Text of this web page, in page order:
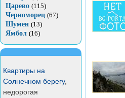
Царево (115)
Черноморец (67)
Шумен (13)
Ямбол (16)
Квартиры на
Солнечном берегу,
недорогая